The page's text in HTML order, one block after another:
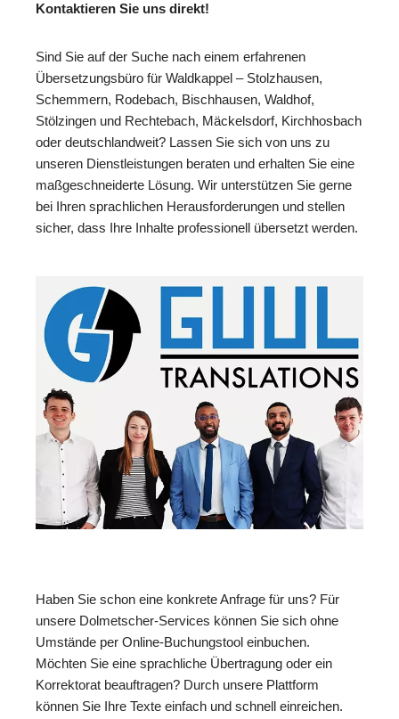
Kontaktieren Sie uns direkt!
Sind Sie auf der Suche nach einem erfahrenen
Übersetzungsbüro für Waldkappel – Stolzhausen,
Schemmern, Rodebach, Bischhausen, Waldhof,
Stölzingen und Rechtebach, Mäckelsdorf, Kirchhosbach
oder deutschlandweit? Lassen Sie sich von uns zu
unseren Dienstleistungen beraten und erhalten Sie eine
maßgeschneiderte Lösung. Wir unterstützen Sie gerne
bei Ihren sprachlichen Herausforderungen und stellen
sicher, dass Ihre Inhalte professionell übersetzt werden.
Haben Sie schon eine konkrete Anfrage für uns? Für
unsere Dolmetscher-Services können Sie sich ohne
Umstände per Online-Buchungstool einbuchen.
Möchten Sie eine sprachliche Übertragung oder ein
Korrektorat beauftragen? Durch unsere Plattform
können Sie Ihre Texte einfach und schnell einreichen.